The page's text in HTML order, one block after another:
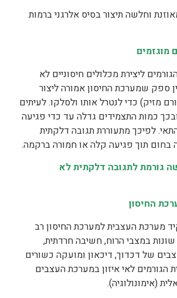
וחלשה תיצור בסיס אלרגני ברמות
מוגזמים
ליצירת מכלולים חיסוניים לא
ספק שמערכת החיסון אמורה ליצור
מזיק) כדי לנטרל אותו ולסלקו. לעיתים
כמות התצמידים גדלה עד כדי פגיעה
לפיכך מתעוררת תגובה דלקתית
בחום תוך פגיעה קלה או חמורה ברקמה.
גורמת לתגובה דלקתית לא
החיסון
מערכת העצבית למערכת החיסון רב
במצבי הרוח, חשיבה חרדתית,
של דכדוך, דיכאון ומועקה כשורים
הגורמים לאי איזון במערכת העצבים
(אימונולוגיה).